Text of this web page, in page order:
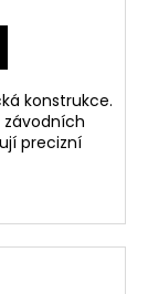
konstrukce.
precizní